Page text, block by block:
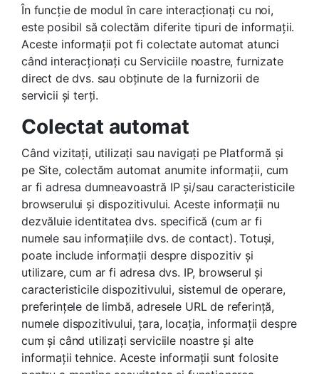
În funcție de modul în care interacționați cu noi,
este posibil să colectăm diferite tipuri de informații.
Aceste informații pot fi colectate automat atunci
când interacționați cu Serviciile noastre, furnizate
direct de dvs. sau obținute de la furnizorii de
servicii și terți.
Colectat automat
Când vizitați, utilizați sau navigați pe Platformă și
pe Site, colectăm automat anumite informații, cum
ar fi adresa dumneavoastră IP și/sau caracteristicile
browserului și dispozitivului. Aceste informații nu
dezvăluie identitatea dvs. specifică (cum ar fi
numele sau informațiile dvs. de contact). Totuși,
poate include informații despre dispozitiv și
utilizare, cum ar fi adresa dvs. IP, browserul și
caracteristicile dispozitivului, sistemul de operare,
preferințele de limbă, adresele URL de referință,
numele dispozitivului, țara, locația, informații despre
cum și când utilizați serviciile noastre și alte
informații tehnice. Aceste informații sunt folosite